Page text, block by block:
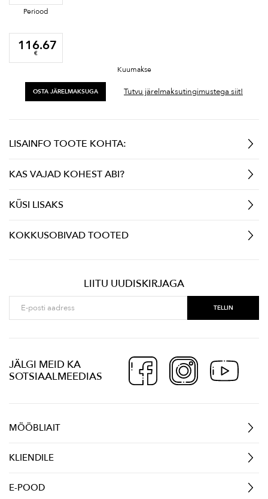
Periood
116.67
€
Kuumakse
OSTA JÄRELMAKSUGA Tutvu järelmaksutingimustega siit!
LISAINFO TOOTE KOHTA:
KAS VAJAD KOHEST ABI?
KÜSI LISAKS
KOKKUSOBIVAD TOOTED
LIITU UUDISKIRJAGA
JÄLGI MEID KA
SOTSIAALMEEDIAS
MÖÖBLIAIT
KLIENDILE
E-POOD